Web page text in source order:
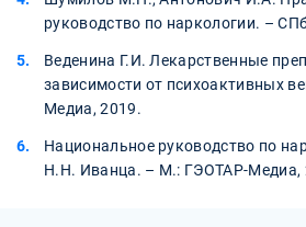
руководство по наркологии. –
Веденина Г.И. Лекарственные
зависимости от психоактивных
Медиа, 2019.
Национальное руководство по
Н.Н. Иванца. – М.: ГЭОТАР-Медиа,